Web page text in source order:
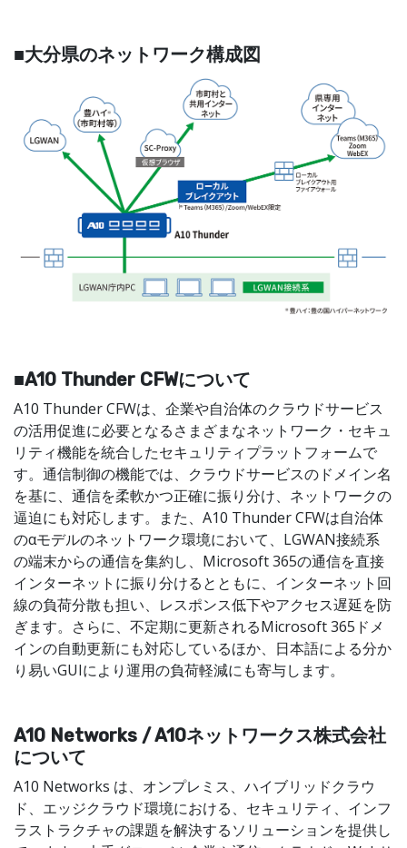
■大分県のネットワーク構成図
■A10 Thunder CFWについて
A10 Thunder CFWは、企業や自治体のクラウドサービス
の活用促進に必要となるさまざまなネットワーク・セキュ
リティ機能を統合したセキュリティプラットフォームで
す。通信制御の機能では、クラウドサービスのドメイン名
を基に、通信を柔軟かつ正確に振り分け、ネットワークの
逼迫にも対応します。また、A10 Thunder CFWは自治体
のαモデルのネットワーク環境において、LGWAN接続系
の端末からの通信を集約し、Microsoft 365の通信を直接
インターネットに振り分けるとともに、インターネット回
線の負荷分散も担い、レスポンス低下やアクセス遅延を防
ぎます。さらに、不定期に更新されるMicrosoft 365ドメ
インの自動更新にも対応しているほか、日本語による分か
り易いGUIにより運用の負荷軽減にも寄与します。
A10 Networks / A10ネットワークス株式会社
について
A10 Networks は、オンプレミス、ハイブリッドクラウ
ド、エッジクラウド環境における、セキュリティ、インフ
ラストラクチャの課題を解決するソリューションを提供し